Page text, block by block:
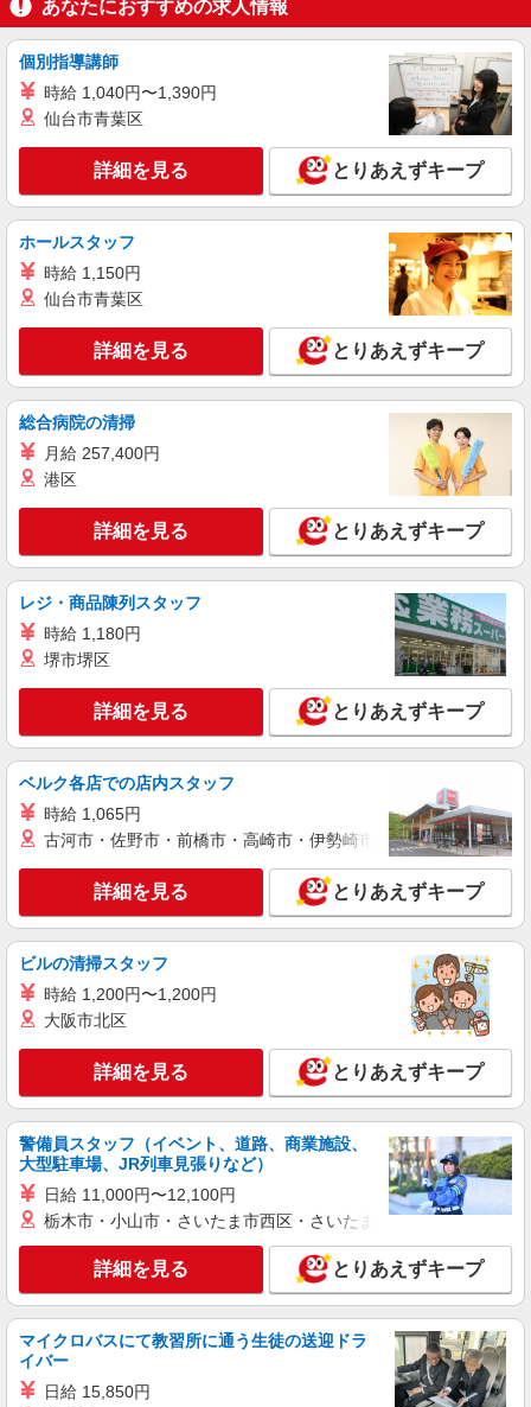
あなたにおすすめの求人情報
個別指導講師
時給 1,040円〜1,390円
仙台市青葉区
詳細を見る とりあえずキープ
ホールスタッフ
時給 1,150円
仙台市青葉区
詳細を見る とりあえずキープ
総合病院の清掃
月給 257,400円
港区
詳細を見る とりあえずキープ
レジ・商品陳列スタッフ
時給 1,180円
堺市堺区
詳細を見る とりあえずキープ
ベルク各店での店内スタッフ
時給 1,065円
古河市・佐野市・前橋市・高崎市・伊勢崎市・太田市・館林市
詳細を見る とりあえずキープ
ビルの清掃スタッフ
時給 1,200円〜1,200円
大阪市北区
詳細を見る とりあえずキープ
警備員スタッフ（イベント、道路、商業施設、
大型駐車場、JR列車見張りなど）
日給 11,000円〜12,100円
栃木市・小山市・さいたま市西区・さいたま市岩槻区・久喜市・
詳細を見る とりあえずキープ
マイクロバスにて教習所に通う生徒の送迎ドラ
イバー
日給 15,850円